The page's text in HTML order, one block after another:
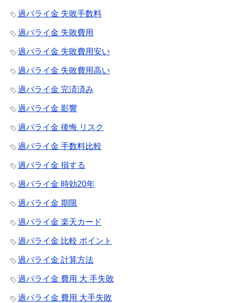
過バライ金 失敗手数料
過バライ金 失敗費用
過バライ金 失敗費用安い
過バライ金 失敗費用高い
過バライ金 完済済み
過バライ金 影響
過バライ金 後悔 リスク
過バライ金 手数料比較
過バライ金 損する
過バライ金 時効20年
過バライ金 期限
過バライ金 楽天カード
過バライ金 比較 ポイント
過バライ金 計算方法
過バライ金 費用 大 手失敗
過バライ金 費用 大手失敗